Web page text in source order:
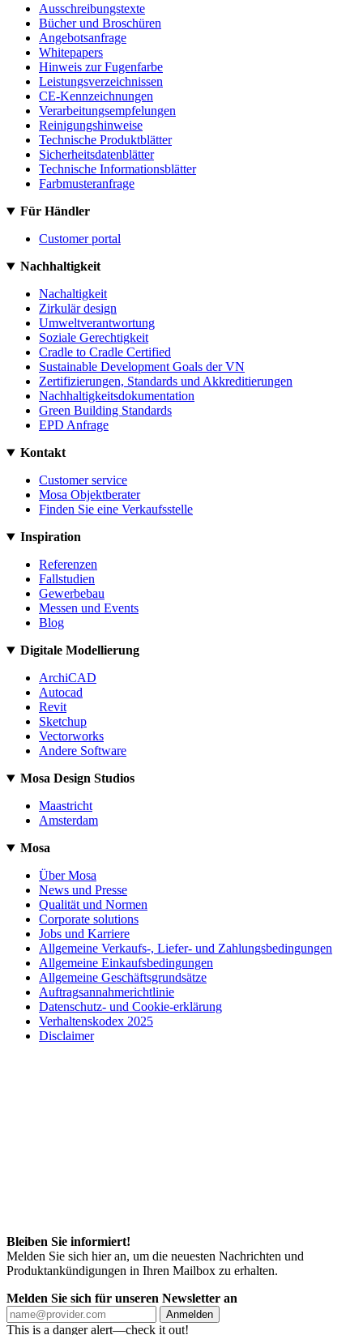
Ausschreibungstexte
Bücher und Broschüren
Angebotsanfrage
Whitepapers
Hinweis zur Fugenfarbe
Leistungsverzeichnissen
CE-Kennzeichnungen
Verarbeitungsempfelungen
Reinigungshinweise
Technische Produktblätter
Sicherheitsdatenblätter
Technische Informationsblätter
Farbmusteranfrage
Für Händler
Customer portal
Nachhaltigkeit
Nachaltigkeit
Zirkulär design
Umweltverantwortung
Soziale Gerechtigkeit
Cradle to Cradle Certified
Sustainable Development Goals der VN
Zertifizierungen, Standards und Akkreditierungen
Nachhaltigkeitsdokumentation
Green Building Standards
EPD Anfrage
Kontakt
Customer service
Mosa Objektberater
Finden Sie eine Verkaufsstelle
Inspiration
Referenzen
Fallstudien
Gewerbebau
Messen und Events
Blog
Digitale Modellierung
ArchiCAD
Autocad
Revit
Sketchup
Vectorworks
Andere Software
Mosa Design Studios
Maastricht
Amsterdam
Mosa
Über Mosa
News und Presse
Qualität und Normen
Corporate solutions
Jobs und Karriere
Allgemeine Verkaufs-, Liefer- und Zahlungsbedingungen
Allgemeine Einkaufsbedingungen
Allgemeine Geschäftsgrundsätze
Auftragsannahmerichtlinie
Datenschutz- und Cookie-erklärung
Verhaltenskodex 2025
Disclaimer
Bleiben Sie informiert!
Melden Sie sich hier an, um die neuesten Nachrichten und
Produktankündigungen in Ihren Mailbox zu erhalten.
Melden Sie sich für unseren Newsletter an
Anmelden
This is a danger alert—check it out!